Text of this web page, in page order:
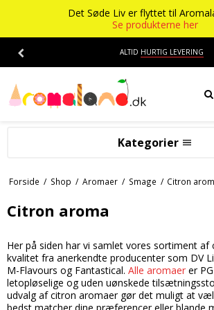
Det Søde Liv er flyttet til
Se produkterne her
ALTID HURTIG LEVERING
Kategorier
Ananas aroma
Banan aroma
Blåbær aroma
Det Søde Liv
Aromaer
Chokolade
Isenkram
Opskrifter
Forside / Shop / Aromaer / Smage / Citron
Citron aroma
Her på siden har vi samlet vores sortiment
kvalitet fra anerkendte producenter som DV
M-Flavours og Fantastical. Alle aromaer er
letopløselige og uden uønskede
udvalg af citron aromaer gør det muligt at